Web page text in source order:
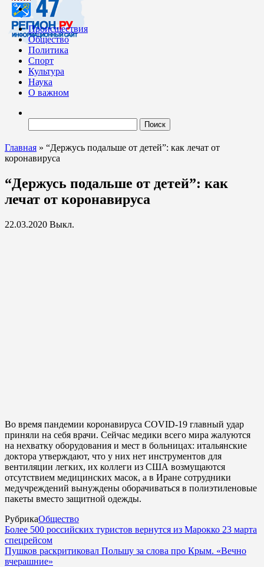
Происшествия
Общество
Политика
Спорт
Культура
Наука
О важном
Главная » “Держусь подальше от детей”: как лечат от
коронавируса
“Держусь подальше от детей”: как
лечат от коронавируса
22.03.2020 Выкл.
Во время пандемии коронавируса COVID-19 главный удар
приняли на себя врачи. Сейчас медики всего мира жалуются
на нехватку оборудования и мест в больницах: итальянские
доктора утверждают, что у них нет инструментов для
вентиляции легких, их коллеги из США возмущаются
отсутствием медицинских масок, а в Иране сотрудники
медучреждений вынуждены оборачиваться в полиэтиленовые
пакеты вместо защитной одежды.
РубрикаОбщество
Более 500 российских туристов вернутся из Марокко 23 марта
спецрейсом
Пушков раскритиковал Польшу за слова про Крым. «Вечно
вчерашние»